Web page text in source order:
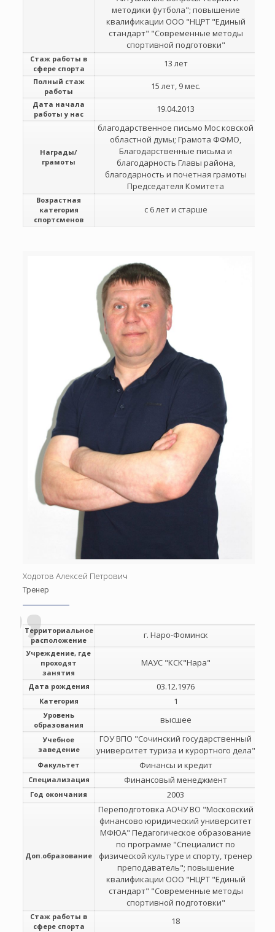
методики футбола"; повышение
квалификации ООО "НЦРТ "Единый
стандарт" "Современные методы
спортивной подготовки"
Стаж работы в
сфере спорта
13 лет
Полный стаж
работы
15 лет, 9 мес.
Дата начала
работы у нас
19.04.2013
Награды/
грамоты
благодарственное письмо Мос ковской
областной думы; Грамота ФФМО,
Благодарственные письма и
благодарность Главы района,
благодарность и почетная грамоты
Председателя Комитета
Возрастная
категория
спортсменов
с 6 лет и старше
Ходотов Алексей Петрович
Тренер
Территориальное
расположение
г. Наро-Фоминск
Учреждение, где
проходят
занятия
МАУС "КСК"Нара"
Дата рождения 03.12.1976
Категория 1
Уровень
образования
высшее
Учебное
заведение
ГОУ ВПО "Сочинский государственный
университет туриза и курортного дела"
Факультет Финансы и кредит
Специализация Финансовый менеджмент
Год окончания 2003
Доп.образование
Переподготовка АОЧУ ВО "Московский
финансово юридический университет
МФЮА" Педагогическое образование
по программе "Специалист по
физической культуре и спорту, тренер
преподаватель"; повышение
квалификации ООО "НЦРТ "Единый
стандарт" "Современные методы
спортивной подготовки"
Стаж работы в
сфере спорта
18